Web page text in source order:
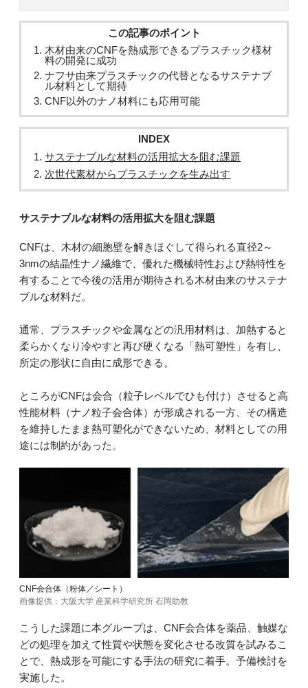
この記事のポイント
木材由来のCNFを熱成形できるプラスチック様材
料の開発に成功
ナフサ由来プラスチックの代替となるサステナブ
ル材料として期待
CNF以外のナノ材料にも応用可能
INDEX
サステナブルな材料の活用拡大を阻む課題
次世代素材からプラスチックを生み出す
サステナブルな材料の活用拡大を阻む課題
CNFは、木材の細胞壁を解きほぐして得られる直径2～
3nmの結晶性ナノ繊維で、優れた機械特性および熱特性を
有することで今後の活用が期待される木材由来のサステナ
ブルな材料だ。
通常、プラスチックや金属などの汎用材料は、加熱すると
柔らかくなり冷やすと再び硬くなる「熱可塑性」を有し、
所定の形状に自由に成形できる。
ところがCNFは会合（粒子レベルでひも付け）させると高
性能材料（ナノ粒子会合体）が形成される一方、その構造
を維持したまま熱可塑化ができないため、材料としての用
途には制約があった。
CNF会合体（粉体／シート）
画像提供：大阪大学 産業科学研究所 石岡助教
こうした課題に本グループは、CNF会合体を薬品、触媒な
どの処理を加えて性質や状態を変化させる改質を試みるこ
とで、熱成形を可能にする手法の研究に着手。予備検討を
実施した。